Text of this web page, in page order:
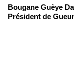
Bougane Guèye
Président de